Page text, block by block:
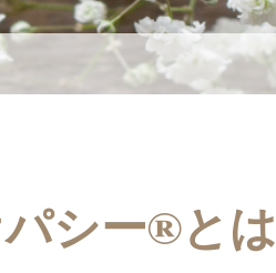
シー®とは